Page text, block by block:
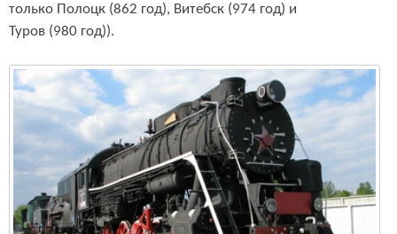
только Полоцк (862 год), Витебск (974 год) и
Туров (980 год)).